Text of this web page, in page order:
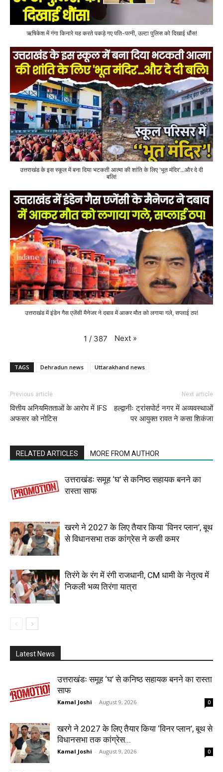
ऋषिकेश में गंगा किनारे यह करते पकड़े गए पति-पत्नी, उल्टा पुलिस को दिखाई धौंस!
उत्तराखंड के इस स्कूल में बना दिया भटकती आत्मा की शांति के लिए 'भूत मंदिर'...और दे दी
बलि!
उत्तराखंड में इंडेन गैस एजेंसी मैनेजर ने दबाव में आकर मौत को लगाया गले, सप्लाई ठप!
1 / 387 Next »
TAGS Dehradun news Uttarakhand news
Previous article
वित्तीय अनियमितताओं के आरोप में IFS
अफसर को नोटिस
Next article
हल्द्वानीः ट्रांसपोर्ट नगर में अव्यवस्थाओं
पर आयुक्त रावत ने कसा शिकंजा
RELATED ARTICLES MORE FROM AUTHOR
उत्तराखंडः समूह ‘घ’ से कनिष्ठ सहायक बनने का
रास्ता साफ
खरगे ने 2027 के लिए तैयार किया ‘विनर प्लान’, बूथ
से विधानसभा तक कांग्रेस ने कसी कमर
तिरंगे के रंग में रंगी राजधानी, CM धामी के नेतृत्व में
निकली भव्य तिरंगा यात्रा
Latest News
उत्तराखंडः समूह ‘घ’ से कनिष्ठ सहायक बनने का रास्ता
साफ
Kamal Joshi - August 9, 2026 0
खरगे ने 2027 के लिए तैयार किया ‘विनर प्लान’, बूथ से
विधानसभा तक कांग्रेस...
Kamal Joshi - August 9, 2026 0